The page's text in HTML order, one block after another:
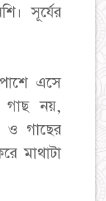
সূর্যের
এসে
নয়,
গাছের
মাথাটা